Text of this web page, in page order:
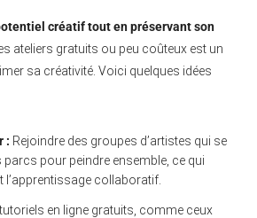
créatif tout en préservant son
ateliers gratuits ou peu coûteux est un
sa créativité. Voici quelques idées
: Rejoindre des groupes d’artistes qui se
pour peindre ensemble, ce qui
l’apprentissage collaboratif.
en ligne gratuits, comme ceux